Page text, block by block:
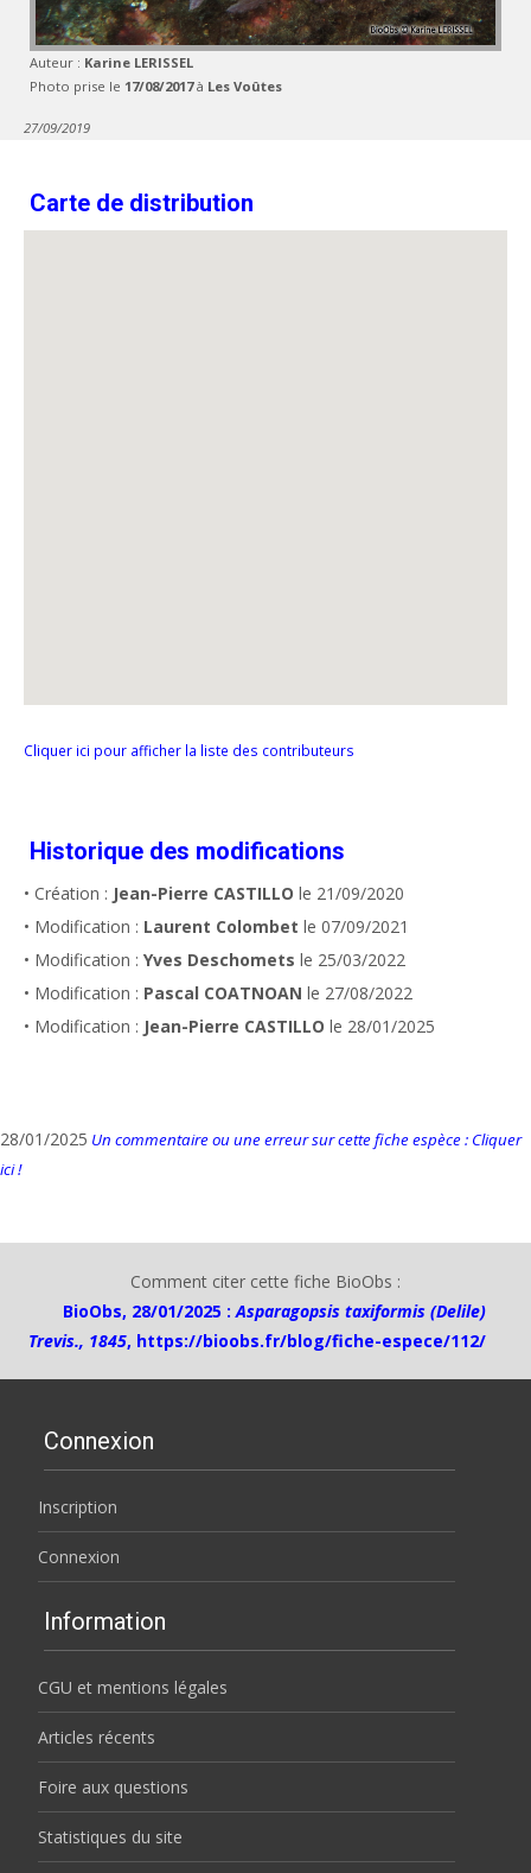
Auteur : Karine LERISSEL
Photo prise le 17/08/2017à Les Voûtes
27/09/2019
Carte de distribution
Cliquer ici pour afficher la liste des contributeurs
Historique des modifications
• Création : Jean-Pierre CASTILLO le 21/09/2020
• Modification : Laurent Colombet le 07/09/2021
• Modification : Yves Deschomets le 25/03/2022
• Modification : Pascal COATNOAN le 27/08/2022
• Modification : Jean-Pierre CASTILLO le 28/01/2025
28/01/2025 Un commentaire ou une erreur sur cette fiche espèce : Cliquer
ici !
Comment citer cette fiche BioObs :
BioObs, 28/01/2025 :Asparagopsis taxiformis (Delile)
Trevis., 1845, https://bioobs.fr/blog/fiche-espece/112/
Connexion
Inscription
Connexion
Information
CGU et mentions légales
Articles récents
Foire aux questions
Statistiques du site